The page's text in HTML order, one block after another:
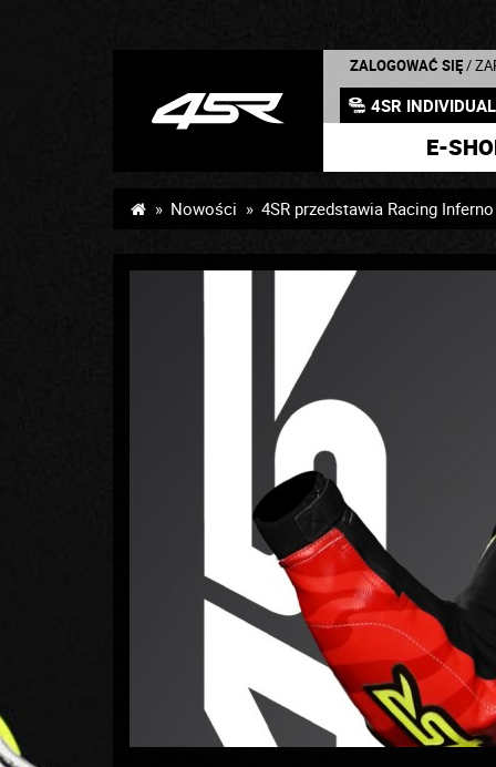
ZALOGOWAĆ SIĘ /
4SR INDIVIDUAL
E-
Nowości 4SR przedstawia Racing